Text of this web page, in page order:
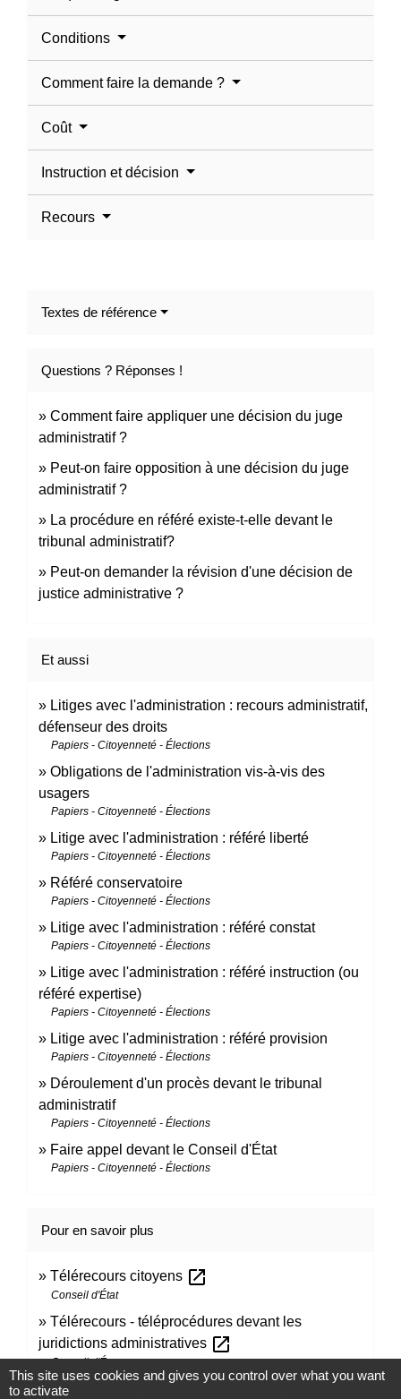
Conditions
Comment faire la demande ?
Coût
Instruction et décision
Recours
Textes de référence
Questions ? Réponses !
Comment faire appliquer une décision du juge
administratif ?
Peut-on faire opposition à une décision du juge
administratif ?
La procédure en référé existe-t-elle devant le
tribunal administratif?
Peut-on demander la révision d'une décision de
justice administrative ?
Et aussi
Litiges avec l'administration : recours administratif,
défenseur des droits
Papiers - Citoyenneté - Élections
Obligations de l'administration vis-à-vis des
usagers
Papiers - Citoyenneté - Élections
Litige avec l'administration : référé liberté
Papiers - Citoyenneté - Élections
Référé conservatoire
Papiers - Citoyenneté - Élections
Litige avec l'administration : référé constat
Papiers - Citoyenneté - Élections
Litige avec l'administration : référé instruction (ou
référé expertise)
Papiers - Citoyenneté - Élections
Litige avec l'administration : référé provision
Papiers - Citoyenneté - Élections
Déroulement d'un procès devant le tribunal
administratif
Papiers - Citoyenneté - Élections
Faire appel devant le Conseil d'État
Papiers - Citoyenneté - Élections
Pour en savoir plus
Télérecours citoyens open_in_new
Conseil d'État
Télérecours - téléprocédures devant les
juridictions administratives open_in_new
Conseil d'État
Dans quelles situations le recours à un avocat est-
This site uses cookies and gives you control over what you want
to activate